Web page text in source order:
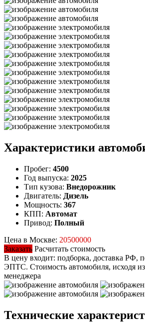
Характеристики
Пробег: 4500
Год выпуска: 2025
Тип кузова: Внедорожник
Двигатель: Дизель
Мощность: 367
КПП: Автомат
Привод: Полный
Цена в Москве: 20500000
Заказать Расчитать стоимость
В цену входит: подборка, доставка РФ,
ЭПТС. Стоимость автомобиля, исходя
менеджера
Технические